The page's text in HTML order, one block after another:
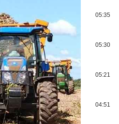
05:35
05:30
05:21
04:51